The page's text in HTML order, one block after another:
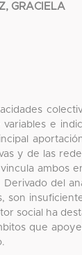
GRACIELA
e
y de las
ambos
del
son
social ha
que